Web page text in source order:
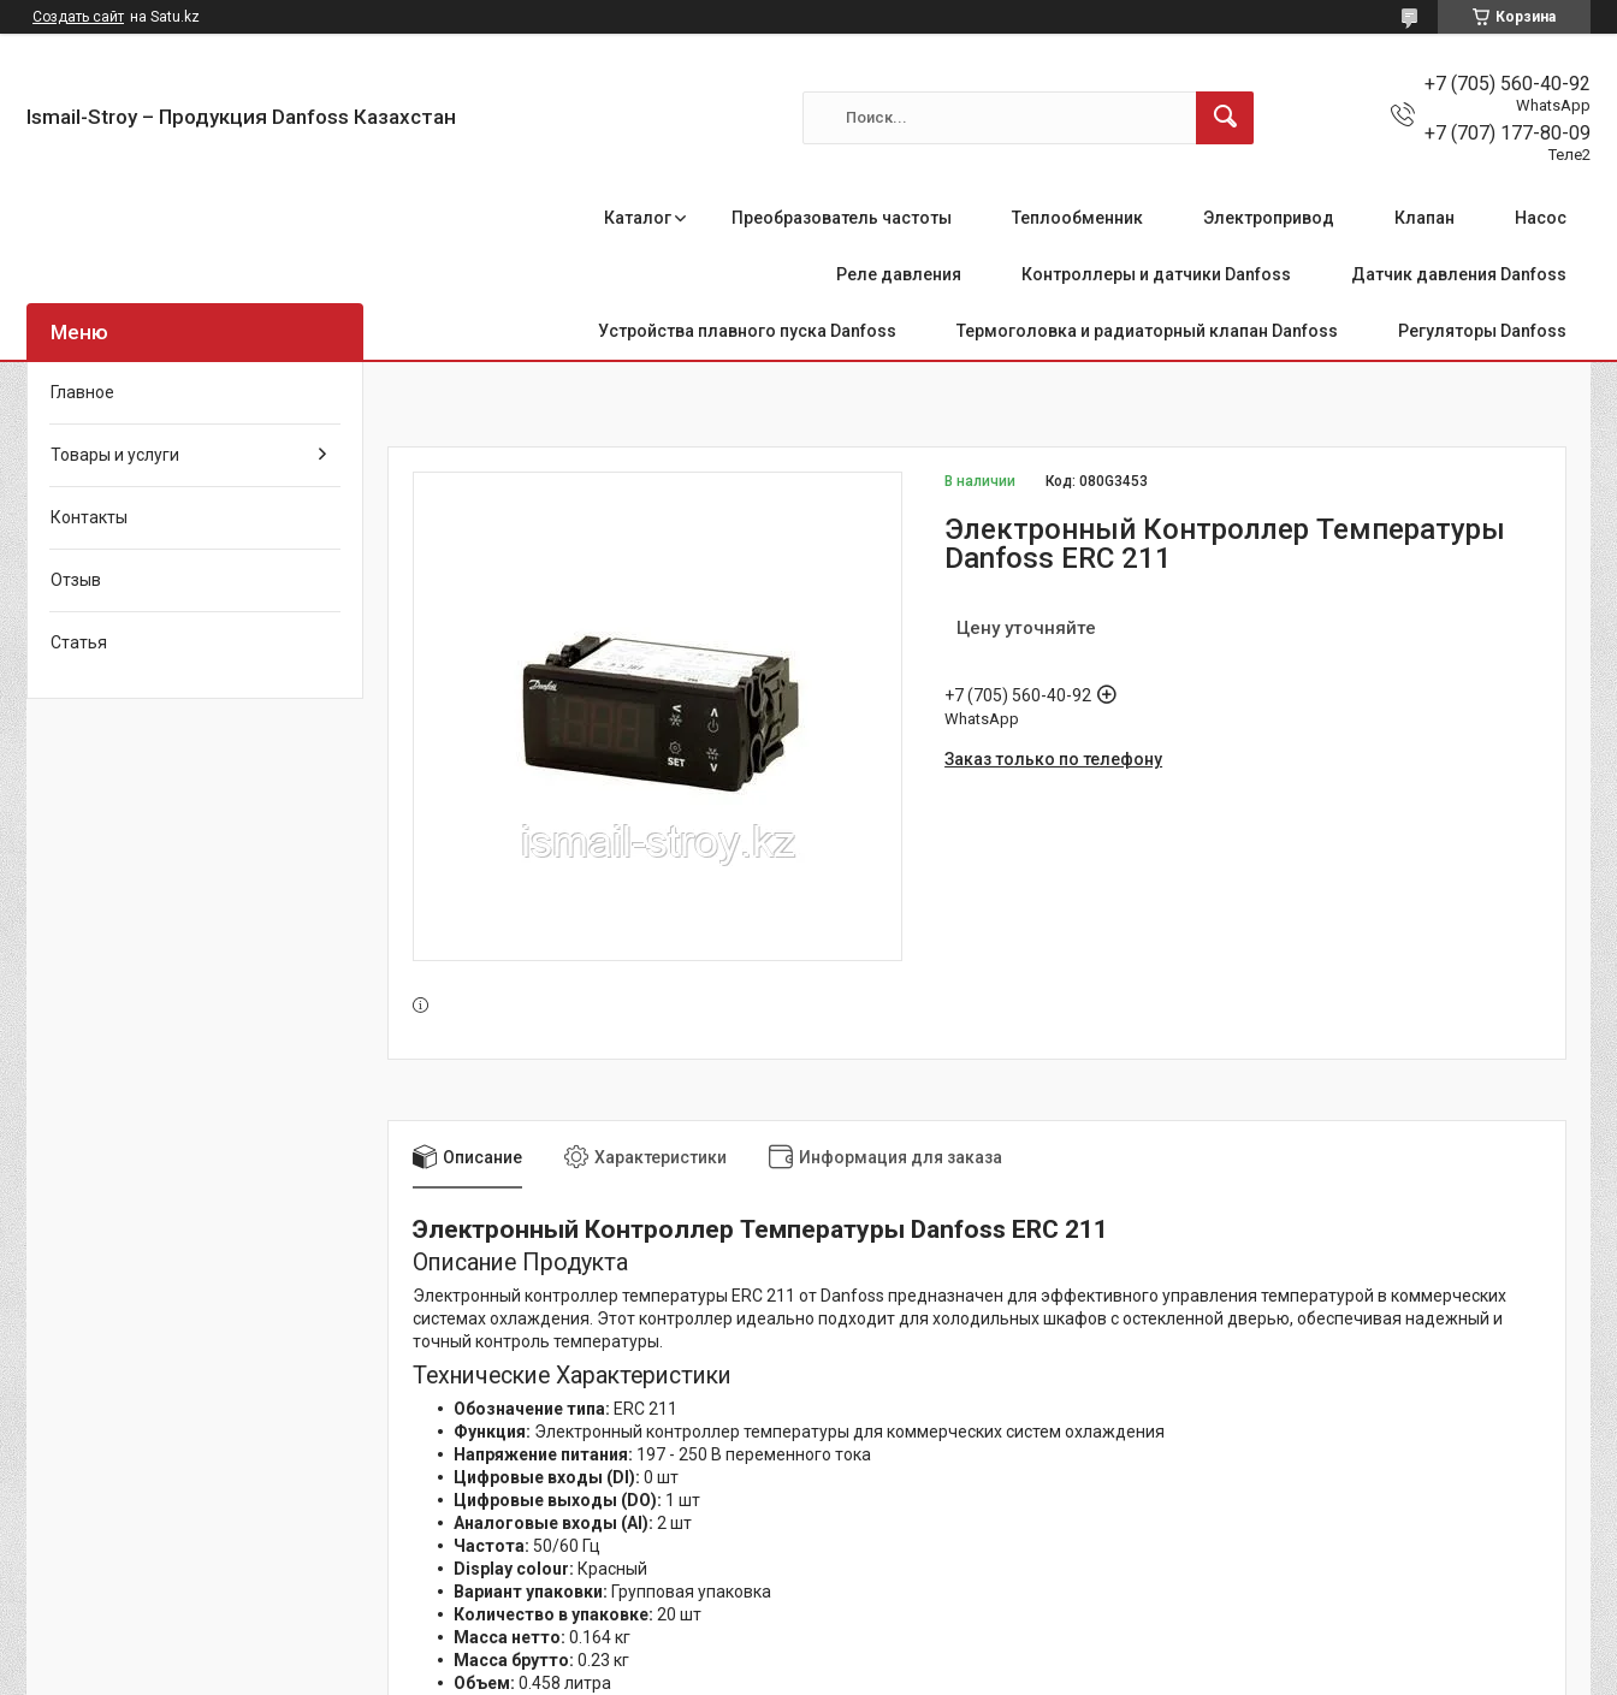
Создать сайт на Satu.kz Корзина
Ismail-Stroy – Продукция Danfoss Казахстан
+7 (705) 560-40-92
WhatsApp
+7 (707) 177-80-09
Теле2
Каталог Преобразователь частоты Теплообменник Электропривод Клапан Насос
Реле давления Контроллеры и датчики Danfoss Датчик давления Danfoss
Устройства плавного пуска Danfoss Термоголовка и радиаторный клапан Danfoss Регуляторы Danfoss
В наличии Код:080G3453
Электронный Контроллер Температуры
Danfoss ERC 211
Цену уточняйте
+7 (705) 560-40-92
WhatsApp
Заказ только по телефону
Описание Характеристики Информация для заказа
Электронный Контроллер Температуры Danfoss ERC 211
Описание Продукта
Электронный контроллер температуры ERC 211 от Danfoss предназначен для эффективного управления температурой в коммерческих
системах охлаждения. Этот контроллер идеально подходит для холодильных шкафов с остекленной дверью, обеспечивая надежный и
точный контроль температуры.
Технические Характеристики
Обозначение типа: ERC 211
Функция: Электронный контроллер температуры для коммерческих систем охлаждения
Напряжение питания: 197 - 250 В переменного тока
Цифровые входы (DI): 0 шт
Цифровые выходы (DO): 1 шт
Аналоговые входы (AI): 2 шт
Частота: 50/60 Гц
Display colour: Красный
Вариант упаковки: Групповая упаковка
Количество в упаковке: 20 шт
Масса нетто: 0.164 кг
Масса брутто: 0.23 кг
Объем: 0.458 литра
Главное
Товары и услуги
Контакты
Отзыв
Статья